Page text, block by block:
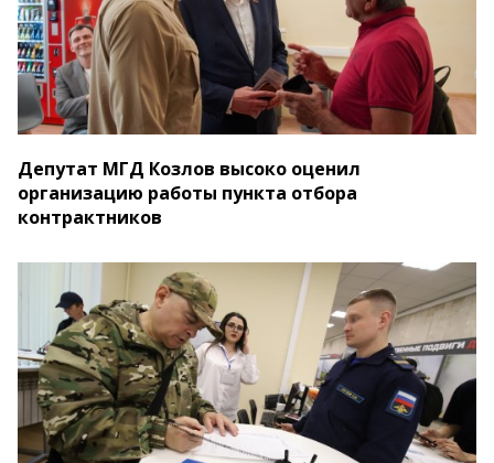
Депутат МГД Козлов высоко оценил
организацию работы пункта отбора
контрактников